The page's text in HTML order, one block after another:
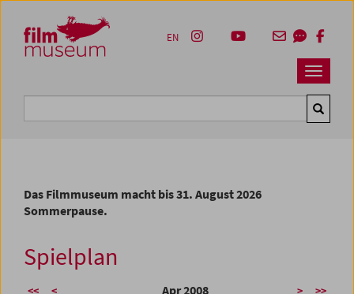
Zum Inhalt
Zum Hauptmenü
Zur Servicenavigation
Zum Suche
Navbar
EN
Das Filmmuseum macht bis 31. August 2026
Sommerpause.
Spielplan
<< < Apr 2008 > >>